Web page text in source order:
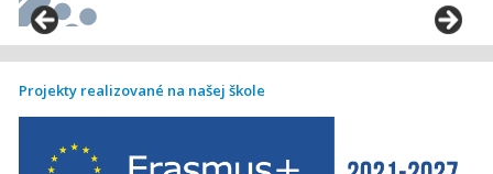
Projekty realizované na našej škole